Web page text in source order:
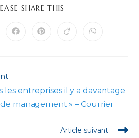
SHARE THIS
Ouvrir Ouvrir Ouvrir Ouvrir
les entreprises il y a davantage
management » – Courrier
Article suivant